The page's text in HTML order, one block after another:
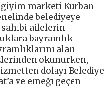
giyim marketi Kurban
belediyeye
sahibi ailelerin
bayramlık
alan
okunurken,
dolayı Belediye
ve emeği geçen